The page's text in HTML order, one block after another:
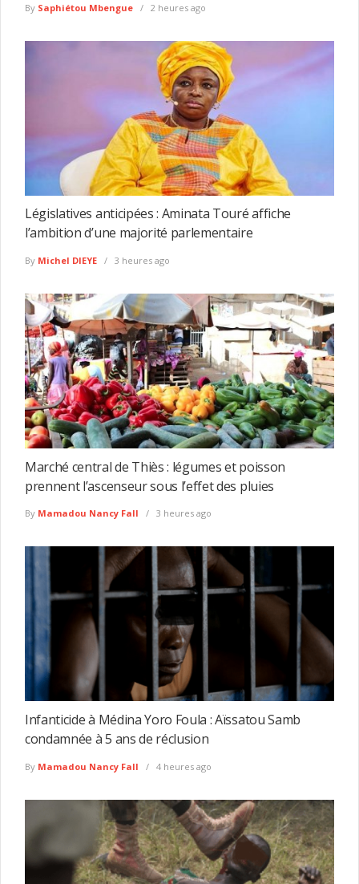
By Saphiétou Mbengue 2 heures ago
Législatives anticipées : Aminata Touré affiche
l’ambition d’une majorité parlementaire
By Michel DIEYE 3 heures ago
Marché central de Thiès : légumes et poisson
prennent l’ascenseur sous l’effet des pluies
By Mamadou Nancy Fall 3 heures ago
Infanticide à Médina Yoro Foula : Aïssatou Samb
condamnée à 5 ans de réclusion
By Mamadou Nancy Fall 4 heures ago